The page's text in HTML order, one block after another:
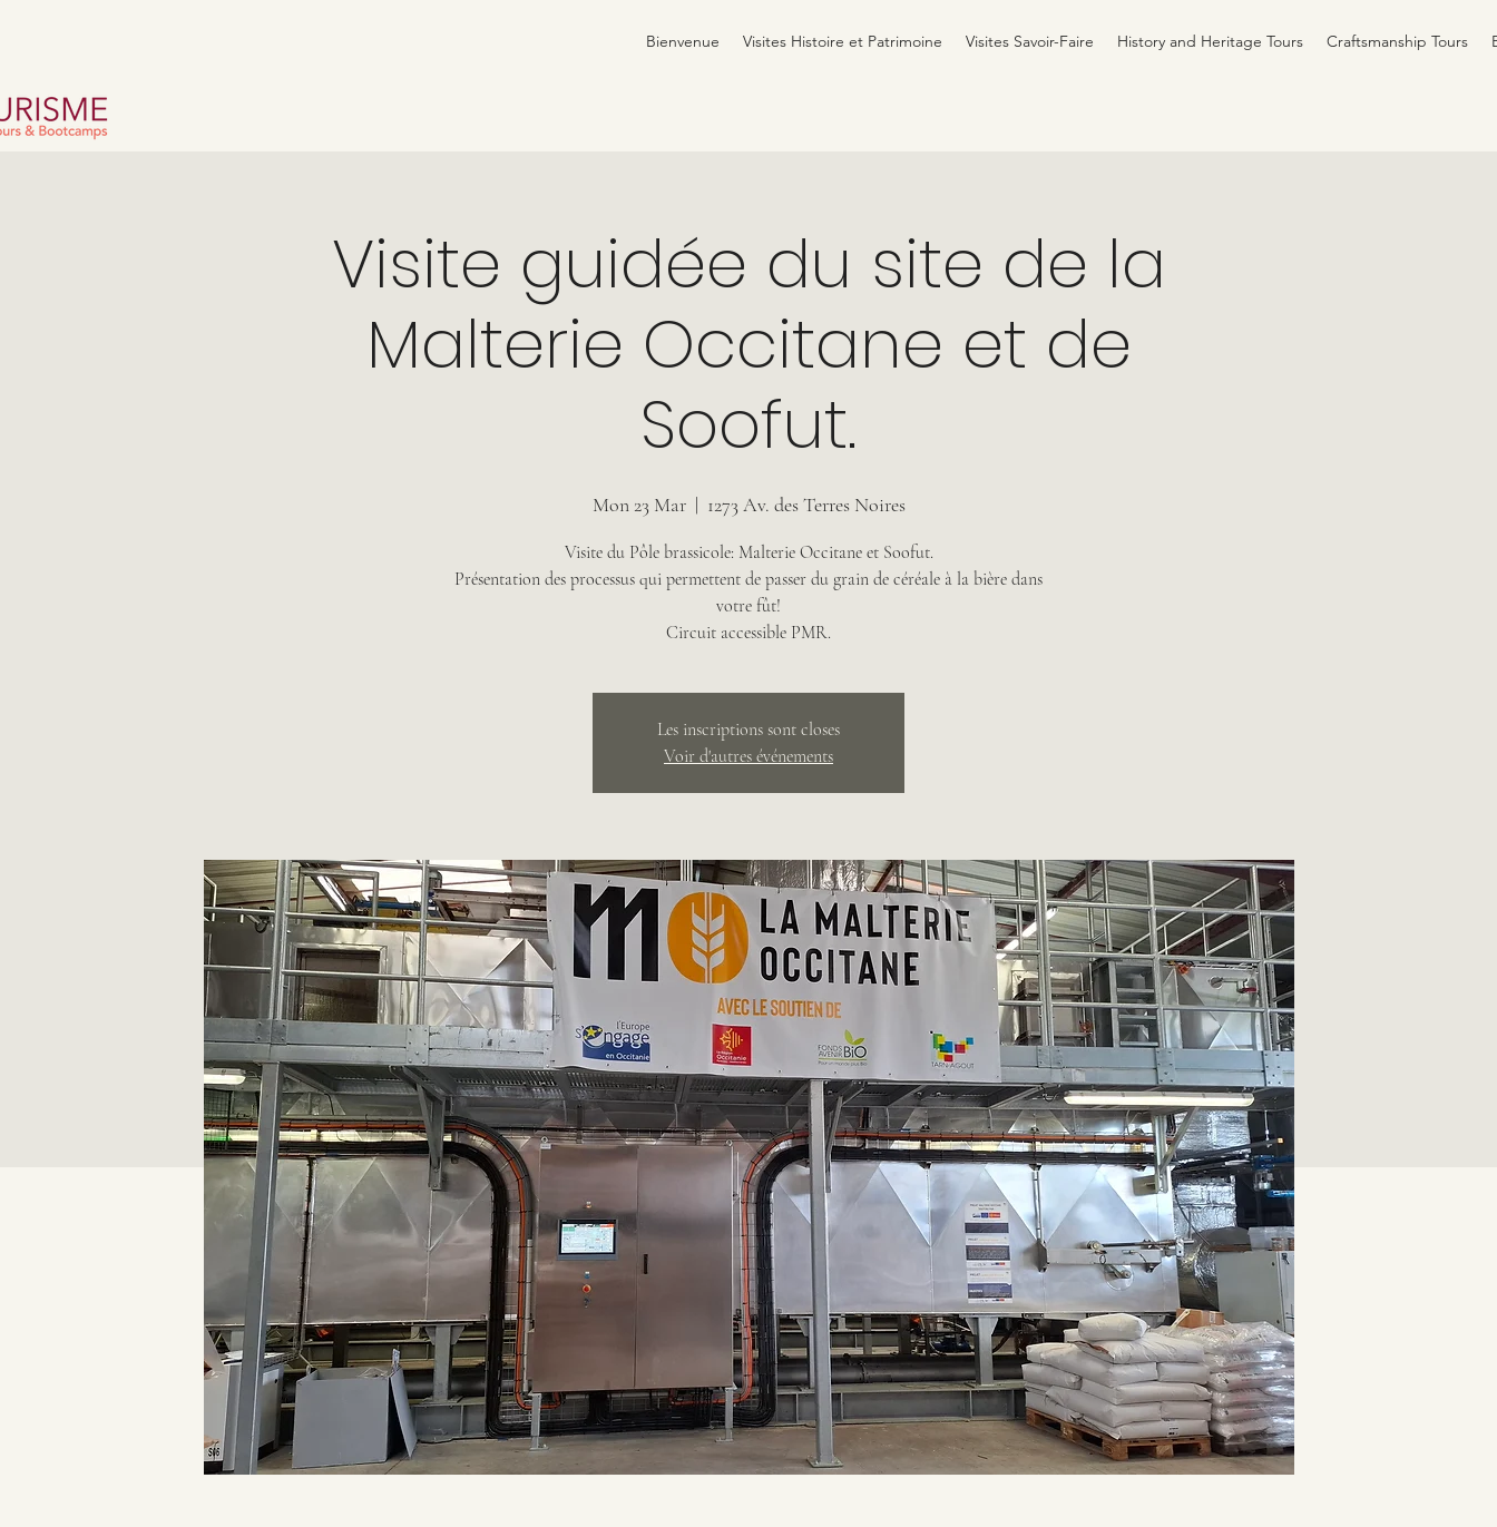
Bienvenue Visites Histoire et Patrimoine Visites Savoir-Faire History and Heritage Tours Craftsmanship Tours
Visite guidée du site de la
Malterie Occitane et de
Soofut.
Mon 23 Mar
  |
1273 Av. des Terres Noires
Visite du Pôle brassicole: Malterie Occitane et Soofut.
Présentation des processus qui permettent de passer du grain de céréale à la bière dans
votre fût!
Circuit accessible PMR.
Les inscriptions sont closes
Voir d'autres événements